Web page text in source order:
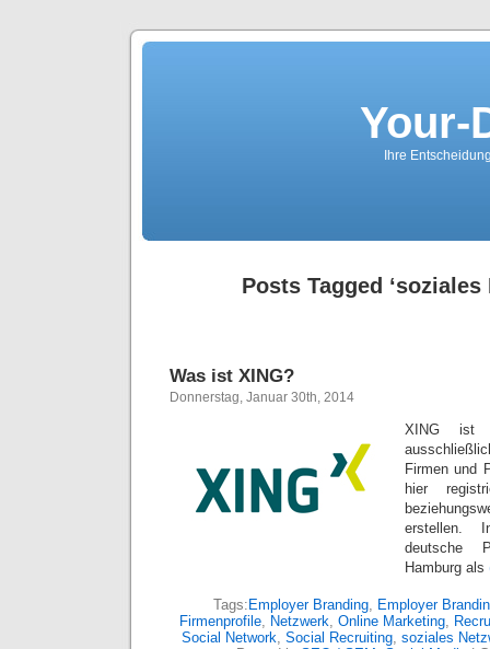
Your-
Ihre
Posts Tagged ‘soziales
Was ist XING?
Donnerstag, Januar 30th, 2014
XING ist
Firmen und
hier
erstellen.
deutsche
Hamburg als
Tags: Employer Branding, Employer
Firmenprofile, Netzwerk, Online Marketing,
Social Network, Social Recruiting, soziales